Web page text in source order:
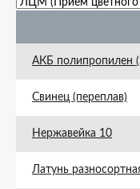
АКБ полипропилен
Свинец (переплав)
Нержавейка 10
Латунь